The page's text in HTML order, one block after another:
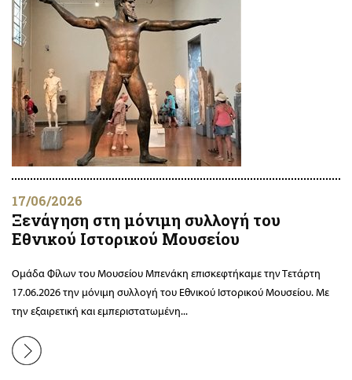
17/06/2026
Ξενάγηση στη μόνιμη συλλογή του
Εθνικού Ιστορικού Μουσείου
Ομάδα Φίλων του Μουσείου Μπενάκη επισκεφτήκαμε την Τετάρτη
17.06.2026 την μόνιμη συλλογή του Εθνικού Ιστορικού Μουσείου. Με
την εξαιρετική και εμπεριστατωμένη...